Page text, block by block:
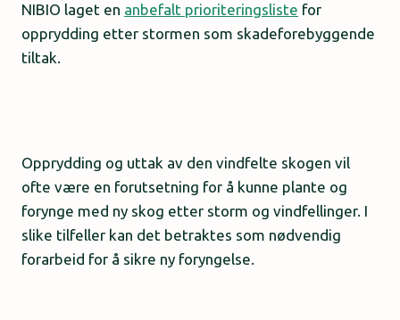
NIBIO laget en anbefalt prioriteringsliste for
opprydding etter stormen som skadeforebyggende
tiltak.
Opprydding og uttak av den vindfelte skogen vil
ofte være en forutsetning for å kunne plante og
forynge med ny skog etter storm og vindfellinger. I
slike tilfeller kan det betraktes som nødvendig
forarbeid for å sikre ny foryngelse.